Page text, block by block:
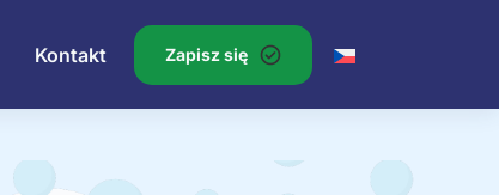
Kontakt Zapisz się